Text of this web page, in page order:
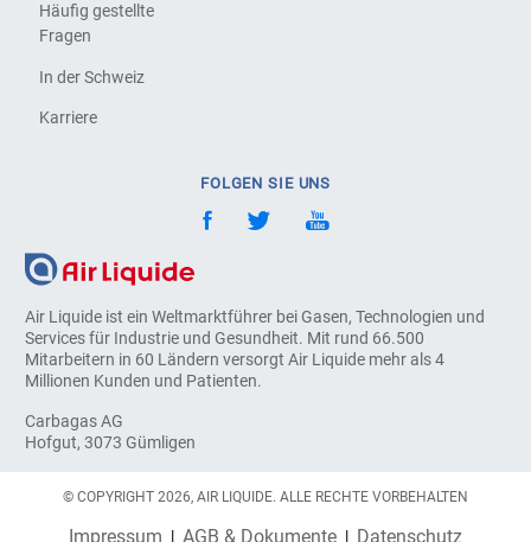
Air Liquide ist ein Weltmarktführer bei Gasen, Technologien und
Services für Industrie und Gesundheit. Mit rund 66.500
Mitarbeitern in 60 Ländern versorgt Air Liquide mehr als 4
Millionen Kunden und Patienten.
Carbagas AG
Hofgut, 3073 Gümligen
Häufig gestellte
Fragen
In der Schweiz
Karriere
FOLGEN SIE UNS
© COPYRIGHT 2026, AIR LIQUIDE. ALLE RECHTE VORBEHALTEN
Impressum AGB & Dokumente Datenschutz